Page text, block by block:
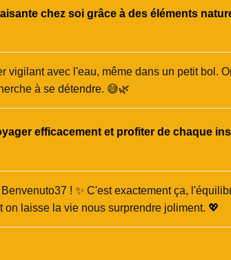
chez soi grâce à des éléments
vigilant avec l'eau, même dans un petit bol.
à se détendre. 😅🌿
efficacement et profiter de chaque
! ✨ C'est exactement ça,
on laisse la vie nous surprendre joliment. 💖